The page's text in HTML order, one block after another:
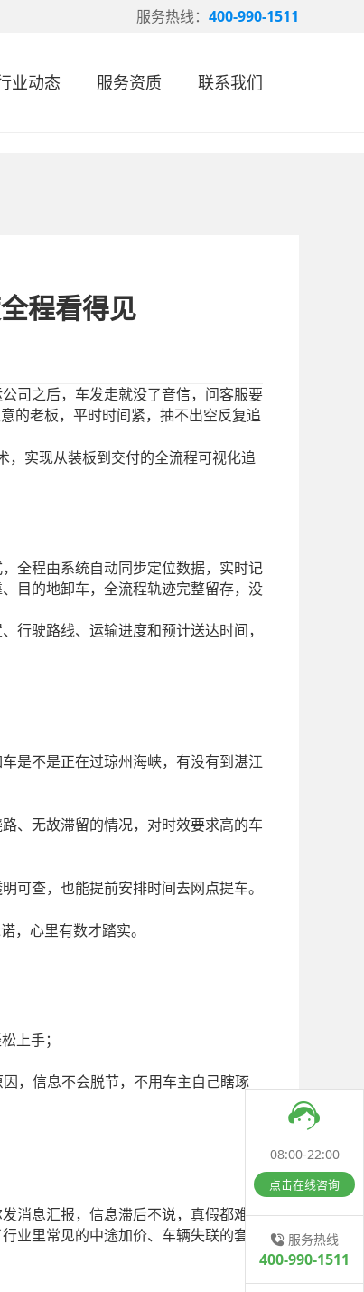
服务热线： 400-990-1511
业动态 服务资质 联系我们
程看得见
司之后，车发走就没了音信，问客服要
的老板，平时时间紧，抽不出空反复追
，实现从装板到交付的全流程可视化追
全程由系统自动同步定位数据，实时记
目的地卸车，全流程轨迹完整留存，没
行驶路线、运输进度和预计送达时间，
是不是正在过琼州海峡，有没有到湛江
、无故滞留的情况，对时效要求高的车
可查，也能提前安排时间去网点提车。
，心里有数才踏实。
上手；
，信息不会脱节，不用车主自己瞎琢
消息汇报，信息滞后不说，真假都难
业里常见的中途加价、车辆失联的套
08:00-22:00
点击在线咨询
服务热线
400-990-1511